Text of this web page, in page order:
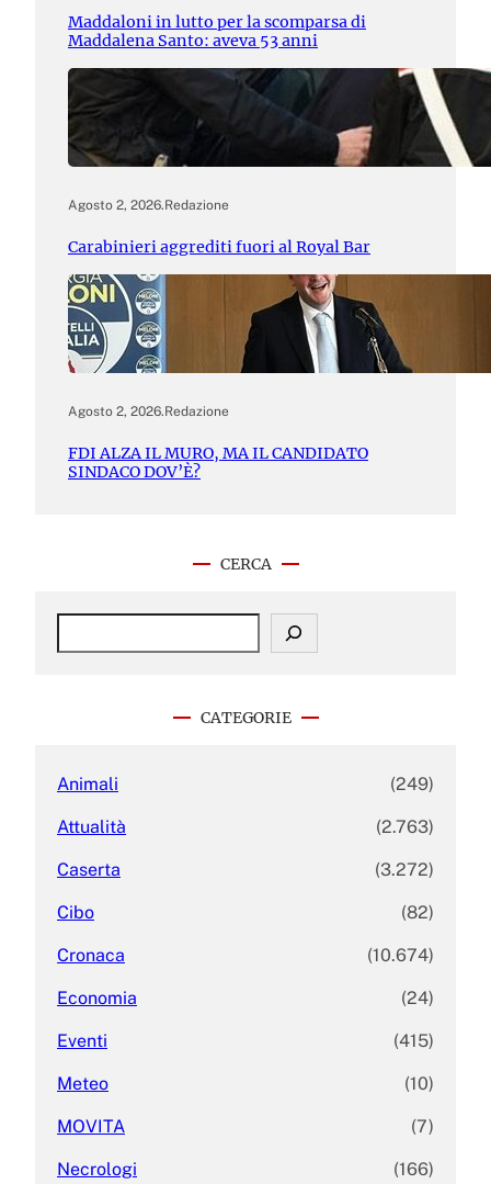
Maddaloni in lutto per la scomparsa di
Maddalena Santo: aveva 53 anni
Agosto 2, 2026.Redazione
Carabinieri aggrediti fuori al Royal Bar
Agosto 2, 2026.Redazione
FDI ALZA IL MURO, MA IL CANDIDATO
SINDACO DOV’È?
CERCA
S
CATEGORIE
Animali (249)
Attualità (2.763)
Caserta (3.272)
Cibo (82)
Cronaca (10.674)
Economia (24)
Eventi (415)
Meteo (10)
MOVITA (7)
Necrologi (166)